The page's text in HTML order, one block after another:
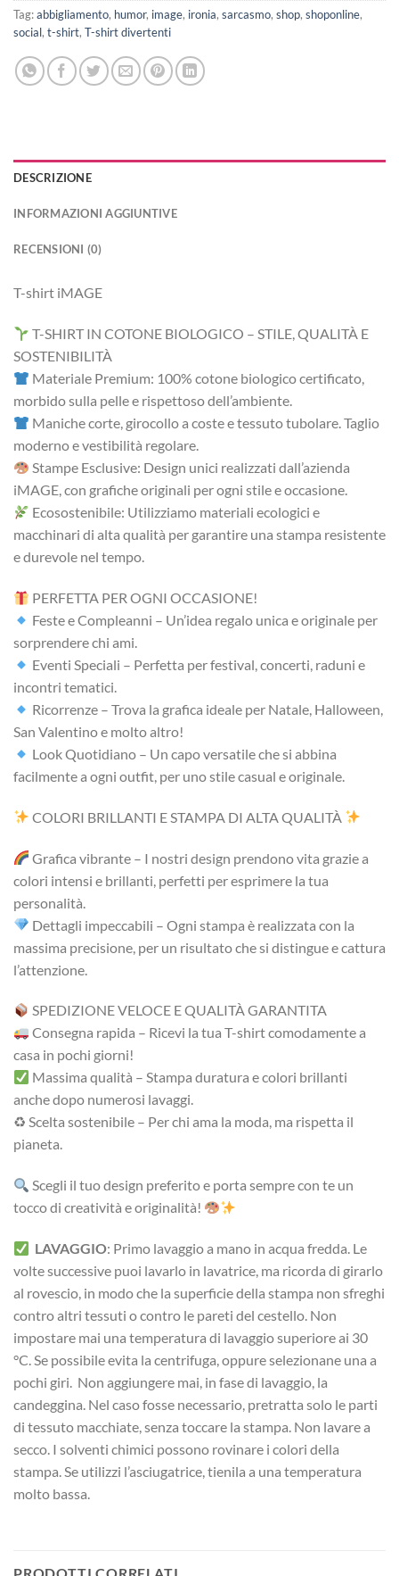
Tag:abbigliamento, humor, image, ironia, sarcasmo, shop, shoponline,
social, t-shirt, T-shirt divertenti
DESCRIZIONE
INFORMAZIONI AGGIUNTIVE
RECENSIONI (0)
T-shirt iMAGE
T-SHIRT IN COTONE BIOLOGICO – STILE, QUALITÀ E
SOSTENIBILITÀ
Materiale Premium: 100% cotone biologico certificato,
morbido sulla pelle e rispettoso dell’ambiente.
Maniche corte, girocollo a coste e tessuto tubolare. Taglio
moderno e vestibilità regolare.
Stampe Esclusive: Design unici realizzati dall’azienda
iMAGE, con grafiche originali per ogni stile e occasione.
Ecosostenibile: Utilizziamo materiali ecologici e
macchinari di alta qualità per garantire una stampa resistente
e durevole nel tempo.
PERFETTA PER OGNI OCCASIONE!
Feste e Compleanni – Un’idea regalo unica e originale per
sorprendere chi ami.
Eventi Speciali – Perfetta per festival, concerti, raduni e
incontri tematici.
Ricorrenze – Trova la grafica ideale per Natale, Halloween,
San Valentino e molto altro!
Look Quotidiano – Un capo versatile che si abbina
facilmente a ogni outfit, per uno stile casual e originale.
COLORI BRILLANTI E STAMPA DI ALTA QUALITÀ
Grafica vibrante – I nostri design prendono vita grazie a
colori intensi e brillanti, perfetti per esprimere la tua
personalità.
Dettagli impeccabili – Ogni stampa è realizzata con la
massima precisione, per un risultato che si distingue e cattura
l’attenzione.
SPEDIZIONE VELOCE E QUALITÀ GARANTITA
Consegna rapida – Ricevi la tua T-shirt comodamente a
casa in pochi giorni!
Massima qualità – Stampa duratura e colori brillanti
anche dopo numerosi lavaggi.
♻ Scelta sostenibile – Per chi ama la moda, ma rispetta il
pianeta.
Scegli il tuo design preferito e porta sempre con te un
tocco di creatività e originalità!
LAVAGGIO: Primo lavaggio a mano in acqua fredda. Le
volte successive puoi lavarlo in lavatrice, ma ricorda di girarlo
al rovescio, in modo che la superficie della stampa non sfreghi
contro altri tessuti o contro le pareti del cestello. Non
impostare mai una temperatura di lavaggio superiore ai 30
°C. Se possibile evita la centrifuga, oppure selezionane una a
pochi giri. Non aggiungere mai, in fase di lavaggio, la
candeggina. Nel caso fosse necessario, pretratta solo le parti
di tessuto macchiate, senza toccare la stampa. Non lavare a
secco. I solventi chimici possono rovinare i colori della
stampa. Se utilizzi l’asciugatrice, tienila a una temperatura
molto bassa.